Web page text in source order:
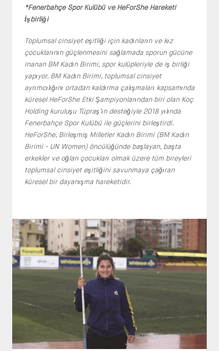
*Fenerbahçe Spor Kulübü ve HeForShe Hareketi
İşbirliği
Toplumsal cinsiyet eşitliği için kadınların ve kız
çocuklarının güçlenmesini sağlamada sporun gücüne
inanan BM Kadın Birimi, spor kulüpleriyle de iş birliği
yapıyor. BM Kadın Birimi, toplumsal cinsiyet
ayrımcılığını ortadan kaldırma çalışmaları kapsamında
küresel HeForShe Etki Şampiyonlarından biri olan Koç
Holding kuruluşu Tüpraş’ın desteğiyle 2018 yılında
Fenerbahçe Spor Kulübü ile güçlerini birleştirdi.
HeForShe, Birleşmiş Milletler Kadın Birimi (BM Kadın
Birimi - UN Women) öncülüğünde başlayan, başta
erkekler ve oğlan çocukları olmak üzere tüm bireyleri
toplumsal cinsiyet eşitliğini savunmaya çağıran
küresel bir dayanışma hareketidir.